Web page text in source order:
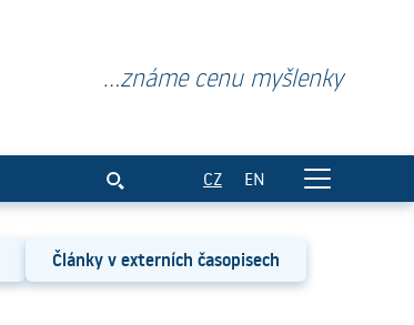
...známe cenu myšlenky
CZ EN
Články v externích časopisech